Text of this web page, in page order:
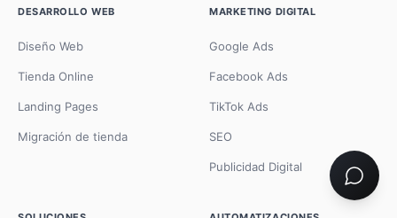
DESARROLLO WEB
Diseño Web
Tienda Online
Landing Pages
Migración de tienda
MARKETING DIGITAL
Google Ads
Facebook Ads
TikTok Ads
SEO
Publicidad Digital